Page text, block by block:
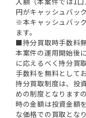
円がキャッシュバッ
※本キャッシュバッ
ます。
■持分買取時手数料
本案件の運用開始後
に応えるべく持分買
手数料を無料としてお
持分買取制度は、投
めの制度となります
時の金額は投資金額
な価格での買取となり